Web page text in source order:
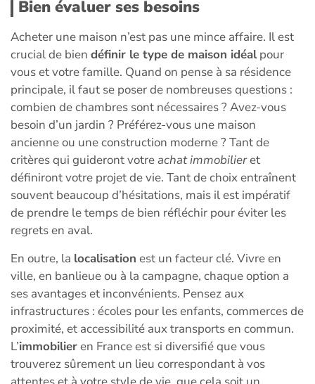
Bien évaluer ses besoins
Acheter une maison n’est pas une mince affaire. Il est
crucial de bien définir le type de maison idéalpour
vous et votre famille. Quand on pense à sa résidence
principale, il faut se poser de nombreuses questions :
combien de chambres sont nécessaires ? Avez-vous
besoin d’un jardin ? Préférez-vous une maison
ancienne ou une construction moderne ? Tant de
critères qui guideront votreachat immobilieret
définiront votre projet de vie. Tant de choix entraînent
souvent beaucoup d’hésitations, mais il est impératif
de prendre le temps de bien réfléchir pour éviter les
regrets en aval.
En outre, la localisation est un facteur clé. Vivre en
ville, en banlieue ou à la campagne, chaque option a
ses avantages et inconvénients. Pensez aux
infrastructures : écoles pour les enfants, commerces de
proximité, et accessibilité aux transports en commun.
L’immobilieren France est si diversifié que vous
trouverez sûrement un lieu correspondant à vos